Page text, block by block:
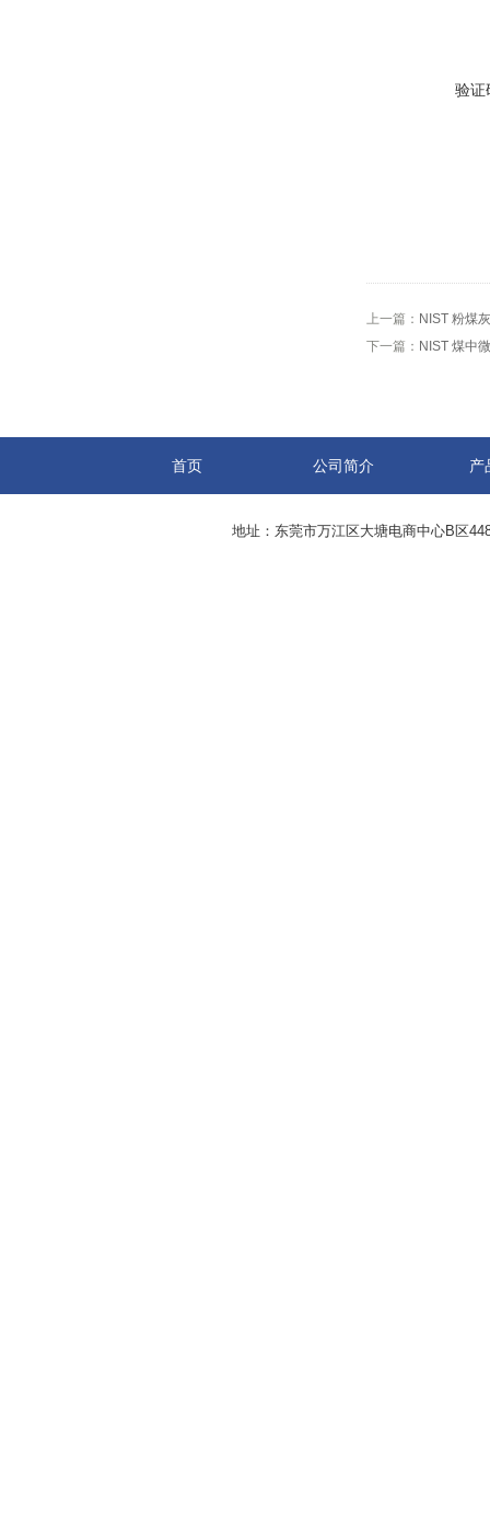
验证
上一篇： NIST 粉煤
下一篇： NIST 煤中
首页 公司简介 产
地址：东莞市万江区大塘电商中心B区